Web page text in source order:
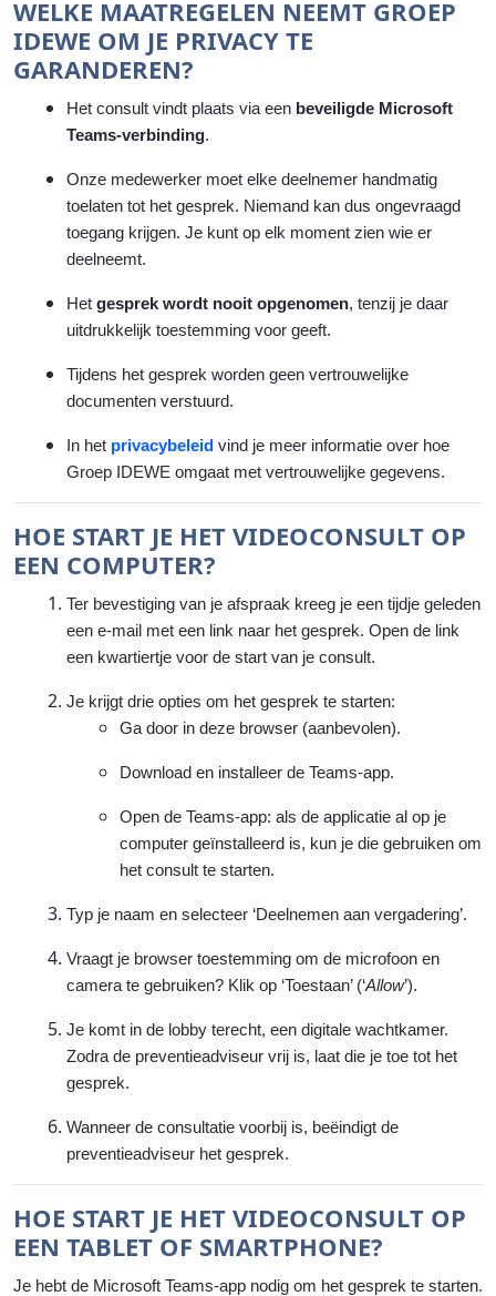
WELKE MAATREGELEN NEEMT GROEP
IDEWE OM JE PRIVACY TE
GARANDEREN?
Het consult vindt plaats via een beveiligde Microsoft
Teams-verbinding.
Onze medewerker moet elke deelnemer handmatig
toelaten tot het gesprek. Niemand kan dus ongevraagd
toegang krijgen. Je kunt op elk moment zien wie er
deelneemt.
Het gesprek wordt nooit opgenomen, tenzij je daar
uitdrukkelijk toestemming voor geeft.
Tijdens het gesprek worden geen vertrouwelijke
documenten verstuurd.
In het privacybeleid vind je meer informatie over hoe
Groep IDEWE omgaat met vertrouwelijke gegevens.
HOE START JE HET VIDEOCONSULT OP
EEN COMPUTER?
Ter bevestiging van je afspraak kreeg je een tijdje geleden
een e-mail met een link naar het gesprek. Open de link
een kwartiertje voor de start van je consult.
Je krijgt drie opties om het gesprek te starten:
Ga door in deze browser (aanbevolen).
Download en installeer de Teams-app.
Open de Teams-app: als de applicatie al op je
computer geïnstalleerd is, kun je die gebruiken om
het consult te starten.
Typ je naam en selecteer ‘Deelnemen aan vergadering’.
Vraagt je browser toestemming om de microfoon en
camera te gebruiken? Klik op ‘Toestaan’ (‘Allow’).
Je komt in de lobby terecht, een digitale wachtkamer.
Zodra de preventieadviseur vrij is, laat die je toe tot het
gesprek.
Wanneer de consultatie voorbij is, beëindigt de
preventieadviseur het gesprek.
HOE START JE HET VIDEOCONSULT OP
EEN TABLET OF SMARTPHONE?
Je hebt de Microsoft Teams-app nodig om het gesprek te starten.